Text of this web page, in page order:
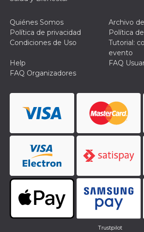
Quiénes Somos
Archivo
Política de privacidad
Política
Condiciones de Uso
Tutorial:
evento
Help
FAQ
FAQ Organizadores
Trustpilot